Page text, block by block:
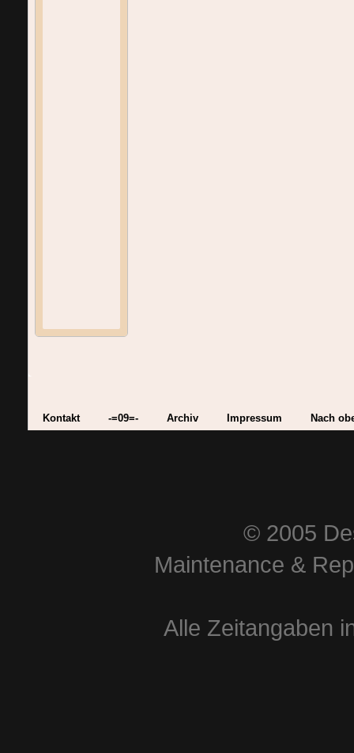
Kontakt -=09=- Archiv Impressum Nach
© 2005
Maintenance &
Alle Zeitangaben